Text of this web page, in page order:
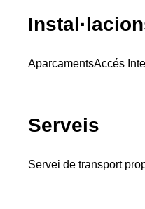
AparcamentsAccés
Serveis
Servei de transport